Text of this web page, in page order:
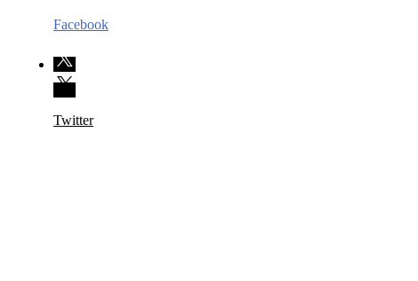
Facebook
Twitter